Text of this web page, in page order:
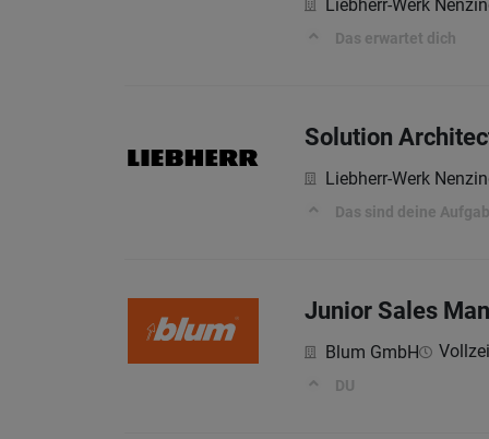
Liebherr-Werk
Das erwartet dich
Solution
Liebherr-Werk
Das sind deine
Junior Sales
Blum GmbH
DU